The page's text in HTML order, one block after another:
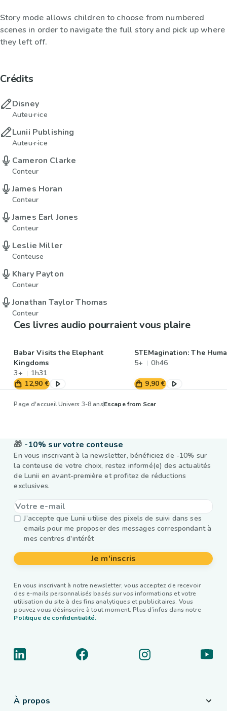
Story mode allows children to choose from numbered
scenes in order to navigate the full story and pick up where
they left off.
Crédits
Disney
Auteu·r·ice
Lunii Publishing
Auteu·r·ice
Cameron Clarke
Conteur
James Horan
Conteur
James Earl Jones
Conteur
Leslie Miller
Conteuse
Khary Payton
Conteur
Jonathan Taylor Thomas
Conteur
Ces livres audio pourraient vous plaire
Babar Visits the Elephant
Kingdoms
3+
1h31
12,90 €
STEMagination: The
5+
0h46
9,90 €
Page d'accueilUnivers 3-8 ansEscape from Scar
🎁 -10% sur votre conteuse
En vous inscrivant à la newsletter, bénéficiez de -10% sur
la conteuse de votre choix, restez informé(e) des actualités
de Lunii en avant-première et profitez de réductions
exclusives.
J’accepte que Lunii utilise des pixels de suivi dans ses
emails pour me proposer des messages correspondant à
mes centres d'intérêt
Je m'inscris
En vous inscrivant à notre newsletter, vous acceptez de recevoir
des e-mails personnalisés basés sur vos informations et votre
utilisation du site à des fins analytiques et publicitaires. Vous
pouvez vous désinscrire à tout moment. Plus d’infos dans notre
Politique de confidentialité.
À propos